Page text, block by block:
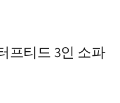
프티드 3인 소파